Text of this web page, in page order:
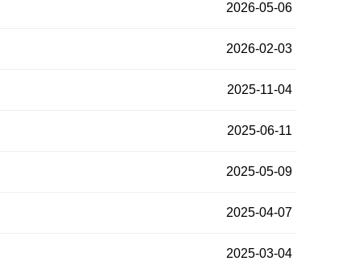
2026-05-06
2026-02-03
2025-11-04
2025-06-11
2025-05-09
2025-04-07
2025-03-04